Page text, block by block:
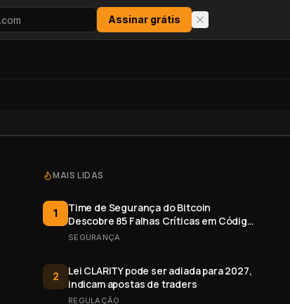
Assinar grátis
MAIS LIDAS
1
Time de Segurança do Bitcoin
Descobre 85 Falhas Críticas em Código
Aberto
SEGURANÇA
2
Lei CLARITY pode ser adiada para 2027,
indicam apostas de traders
REGULAÇÃO